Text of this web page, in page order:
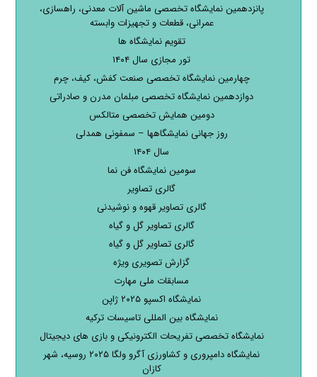
پانزدهمین نمایشگاه تخصصی ماشین آلات معدنی، راهسازی،
عمرانی، قطعات و تجهیزات وابسته
تقویم نمایشگاه ها
تور مجازی سال ۱۴۰۴
چهارمین نمایشگاه تخصصی صنعت کفش، کیف، چرم
دوازدهمین نمایشگاه تخصصی مبلمان مدرن و صادراتی
دومین همایش تخصصی متالکس
روز جهانی نمایشگاهها – سمفونی همدلی
سال ۱۴۰۴
سومین نمایشگاه فن نما
گالری تصاویر
گالری تصاویر قهوه و نوشیدنی
گالری تصاویر گل و گیاه
گالری تصاویر گل و گیاه
گزارش تصویری ویژه
مسابقات ملی مهارت
نمایشگاه اکسپو ۲۰۲۵ ژاپن
نمایشگاه بین المللی تاسیسات ترکیه
نمایشگاه تخصصی تفریحات الکترونیکی و بازی های دیجیتال
نمایشگاه دامپروری و کشاورزی آگرو ولگا ۲۰۲۵ روسیه، شهر
کازان